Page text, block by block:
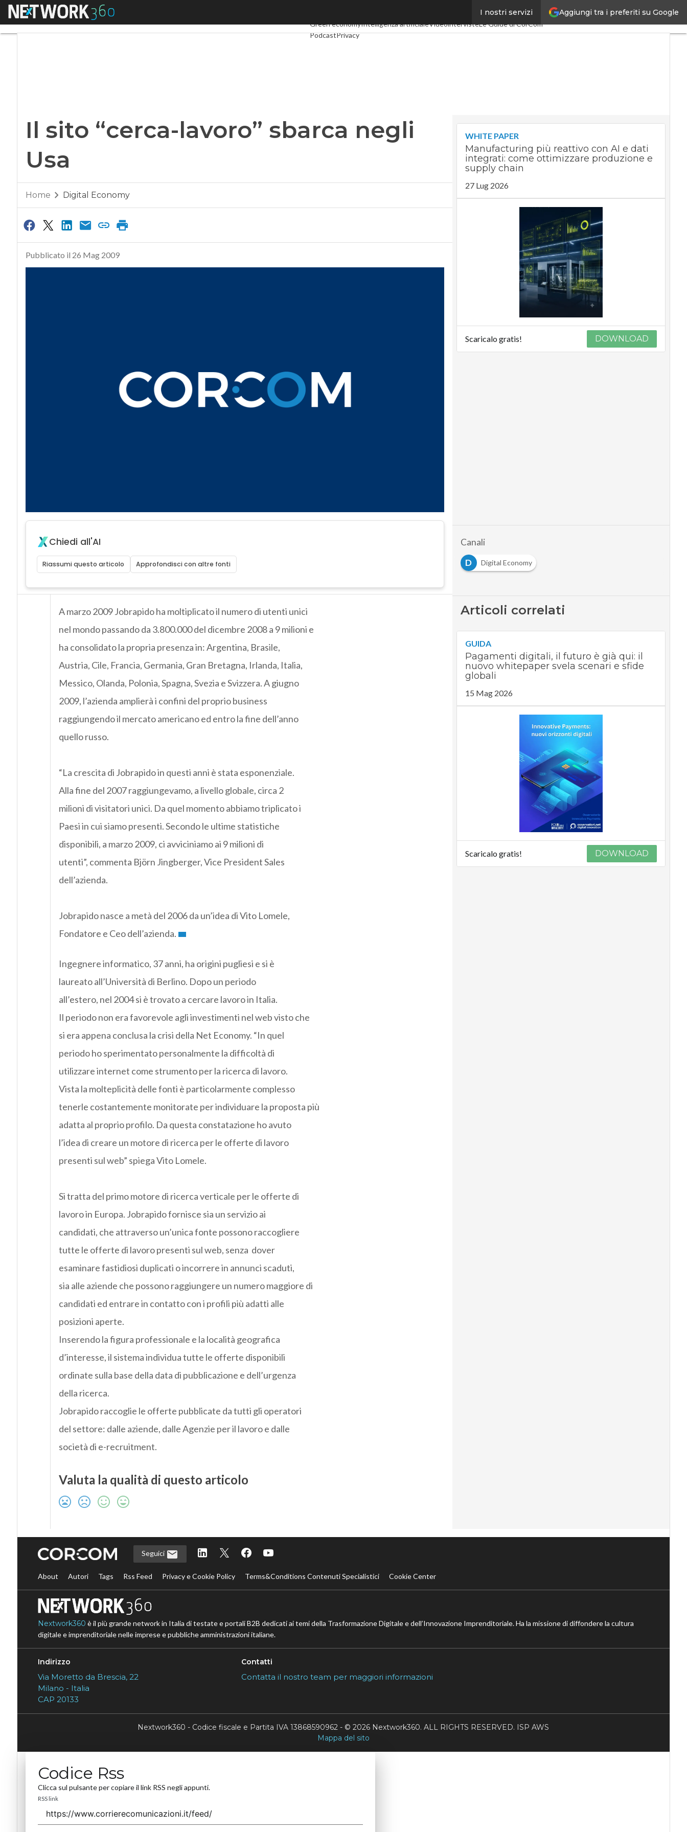
Aggiungi tra i preferiti su Google
I nostri servizi
Menu SpacEconomyPA Digitale
Green economyIntelligenza artificialeVideointervisteLe Guide di CorCom
PodcastPrivacy
Il sito “cerca-lavoro” sbarca negli
Usa
Home Digital Economy
Pubblicato il 26 Mag 2009
Chiedi all'AI
Riassumi questo articolo Approfondisci con altre fonti
A marzo 2009 Jobrapido ha moltiplicato il numero di utenti unici
nel mondo passando da 3.800.000 del dicembre 2008 a 9 milioni e
ha consolidato la propria presenza in: Argentina, Brasile,
Austria, Cile, Francia, Germania, Gran Bretagna, Irlanda, Italia,
Messico, Olanda, Polonia, Spagna, Svezia e Svizzera. A giugno
2009, l’azienda amplierà i confini del proprio business
raggiungendo il mercato americano ed entro la fine dell’anno
quello russo.
“La crescita di Jobrapido in questi anni è stata esponenziale.
Alla fine del 2007 raggiungevamo, a livello globale, circa 2
milioni di visitatori unici. Da quel momento abbiamo triplicato i
Paesi in cui siamo presenti. Secondo le ultime statistiche
disponibili, a marzo 2009, ci avviciniamo ai 9 milioni di
utenti”, commenta Björn Jingberger, Vice President Sales
dell’azienda.
Jobrapido nasce a metà del 2006 da un’idea di Vito Lomele,
Fondatore e Ceo dell’azienda.
Ingegnere informatico, 37 anni, ha origini pugliesi e si è
laureato all’Università di Berlino. Dopo un periodo
all’estero, nel 2004 si è trovato a cercare lavoro in Italia.
Il periodo non era favorevole agli investimenti nel web visto che
si era appena conclusa la crisi della Net Economy. “In quel
periodo ho sperimentato personalmente la difficoltà di
utilizzare internet come strumento per la ricerca di lavoro.
Vista la molteplicità delle fonti è particolarmente complesso
tenerle costantemente monitorate per individuare la proposta più
adatta al proprio profilo. Da questa constatazione ho avuto
l’idea di creare un motore di ricerca per le offerte di lavoro
presenti sul web” spiega Vito Lomele.
Si tratta del primo motore di ricerca verticale per le offerte di
lavoro in Europa. Jobrapido fornisce sia un servizio ai
candidati, che attraverso un’unica fonte possono raccogliere
tutte le offerte di lavoro presenti sul web, senza dover
esaminare fastidiosi duplicati o incorrere in annunci scaduti,
sia alle aziende che possono raggiungere un numero maggiore di
candidati ed entrare in contatto con i profili più adatti alle
posizioni aperte.
Inserendo la figura professionale e la località geografica
d’interesse, il sistema individua tutte le offerte disponibili
ordinate sulla base della data di pubblicazione e dell’urgenza
della ricerca.
Jobrapido raccoglie le offerte pubblicate da tutti gli operatori
del settore: dalle aziende, dalle Agenzie per il lavoro e dalle
società di e-recruitment.
Valuta la qualità di questo articolo
WHITE PAPER
Manufacturing più reattivo con AI e dati
integrati: come ottimizzare produzione e
supply chain
27 Lug 2026
Scaricalo gratis! DOWNLOAD
Canali
D
Digital Economy
Articoli correlati
GUIDA
Pagamenti digitali, il futuro è già qui: il
nuovo whitepaper svela scenari e sfide
globali
15 Mag 2026
Scaricalo gratis! DOWNLOAD
Seguici
About Autori Tags Rss Feed Privacy e Cookie Policy Terms&Conditions Contenuti Specialistici Cookie Center
Nextwork360 è il più grande network in Italia di testate e portali B2B dedicati ai temi della Trasformazione Digitale e dell’Innovazione Imprenditoriale. Ha la missione di diffondere la cultura
digitale e imprenditoriale nelle imprese e pubbliche amministrazioni italiane.
Indirizzo
Via Moretto da Brescia, 22
Milano - Italia
CAP 20133
Contatti
Contatta il nostro team per maggiori informazioni
Nextwork360 - Codice fiscale e Partita IVA 13868590962 - © 2026 Nextwork360. ALL RIGHTS RESERVED. ISP AWS
Mappa del sito
Codice Rss
Clicca sul pulsante per copiare il link RSS negli appunti.
RSS link